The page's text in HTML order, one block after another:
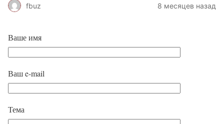
fbuz 8 месяцев назад
Ваше имя
Ваш e-mail
Тема